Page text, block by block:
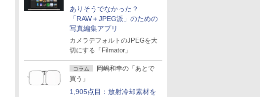
ありそうでなかった？
「RAW＋JPEG派」のための
写真編集アプリ
カメラデフォルトのJPEGを大
切にする「Filmator」
コラム
岡嶋和幸の「あとで
買う」
1,905点目：放射冷却素材を